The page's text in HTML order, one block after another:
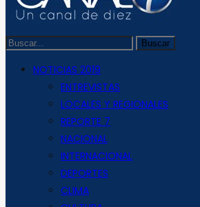
NOTICIAS 2019
ENTREVISTAS
LOCALES Y REGIONALES
REPORTE 7
NACIONAL
INTERNACIONAL
DEPORTES
CLIMA